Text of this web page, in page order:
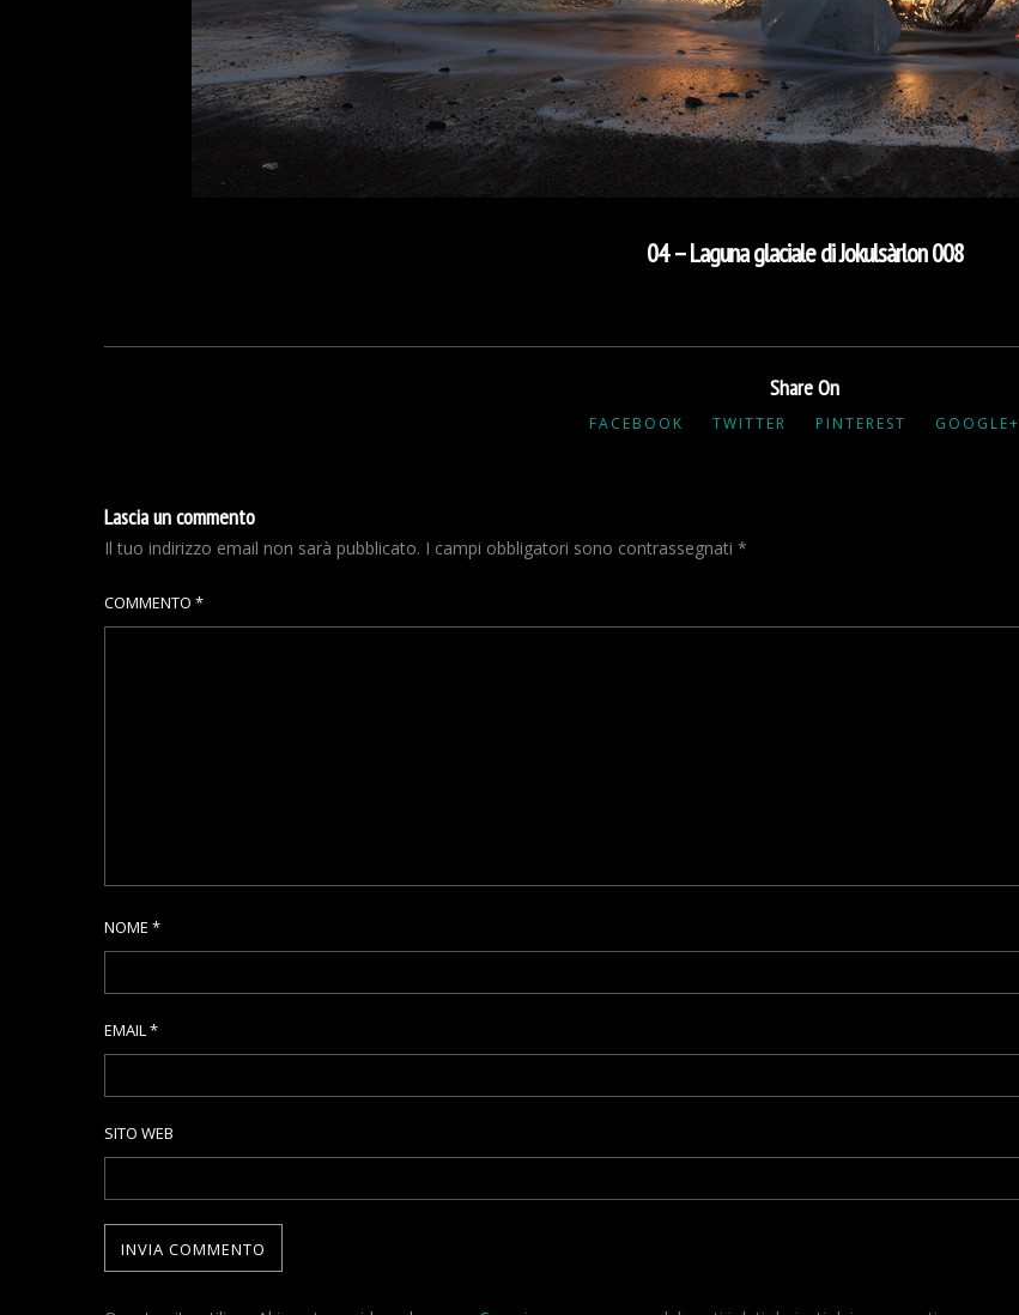
04 – Laguna glaciale di Jokulsàrlon 008
Share On
FACEBOOK TWITTER PINTEREST GOOGLE+
Lascia un commento
Il tuo indirizzo email non sarà pubblicato. I campi obbligatori sono contrassegnati *
COMMENTO *
NOME *
EMAIL*
SITO WEB